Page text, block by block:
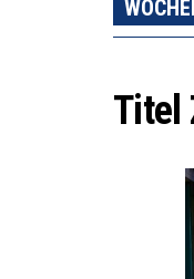
Titel